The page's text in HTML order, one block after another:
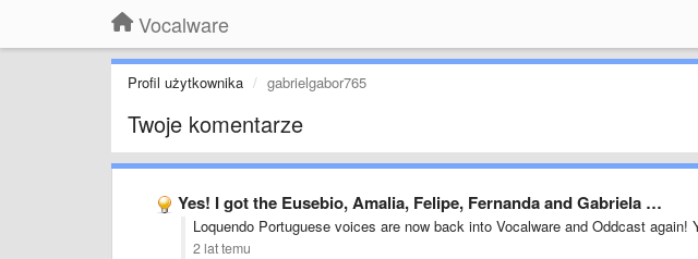
Vocalware
Profil użytkownika gabrielgabor765
Twoje komentarze
Yes! I got the Eusebio, Amalia, Felipe, Fernanda and Gabriela …
Loquendo Portuguese voices are now back into Vocalware and Oddcast again!
2 lat temu